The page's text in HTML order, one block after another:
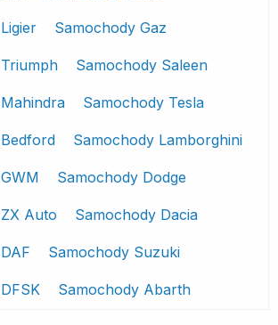
Samochody Gaz
Samochody Saleen
Samochody Tesla
Samochody Lamborghini
Samochody Dodge
Auto Samochody Dacia
Samochody Suzuki
Samochody Abarth